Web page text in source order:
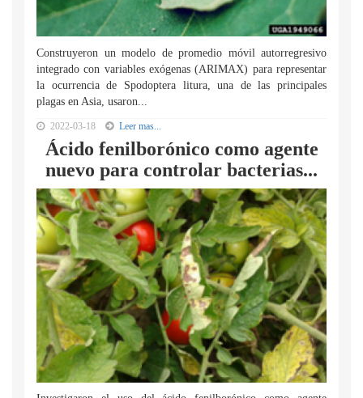
Construyeron un modelo de promedio móvil autorregresivo
integrado con variables exógenas (ARIMAX) para representar
la ocurrencia de Spodoptera litura, una de las principales
plagas en Asia, usaron...
2022-03-18 Leer mas...
Ácido fenilborónico como agente
nuevo para controlar bacterias...